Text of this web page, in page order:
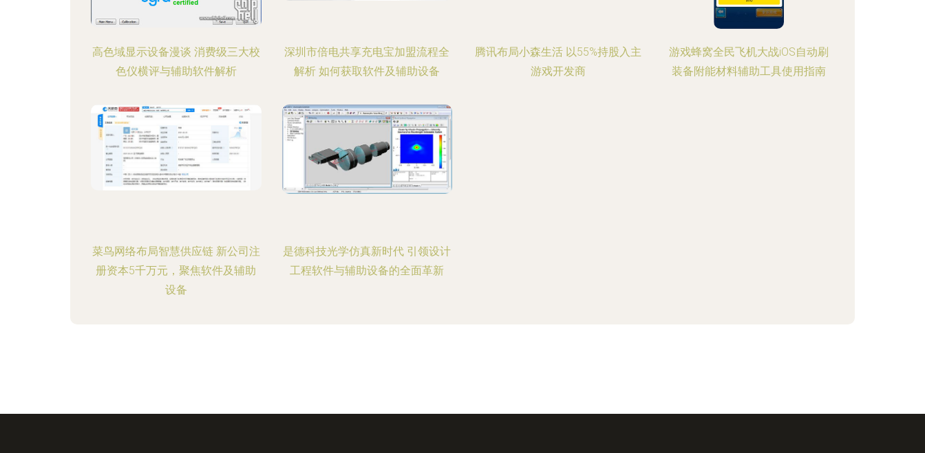
高色域显示设备漫谈 消费级三大校
色仪横评与辅助软件解析
深圳市倍电共享充电宝加盟流程全
解析 如何获取软件及辅助设备
腾讯布局小森生活 以55%持股入主
游戏开发商
游戏蜂窝全民飞机大战iOS自动刷
装备附能材料辅助工具使用指南
菜鸟网络布局智慧供应链 新公司注
册资本5千万元，聚焦软件及辅助
设备
是德科技光学仿真新时代 引领设计
工程软件与辅助设备的全面革新